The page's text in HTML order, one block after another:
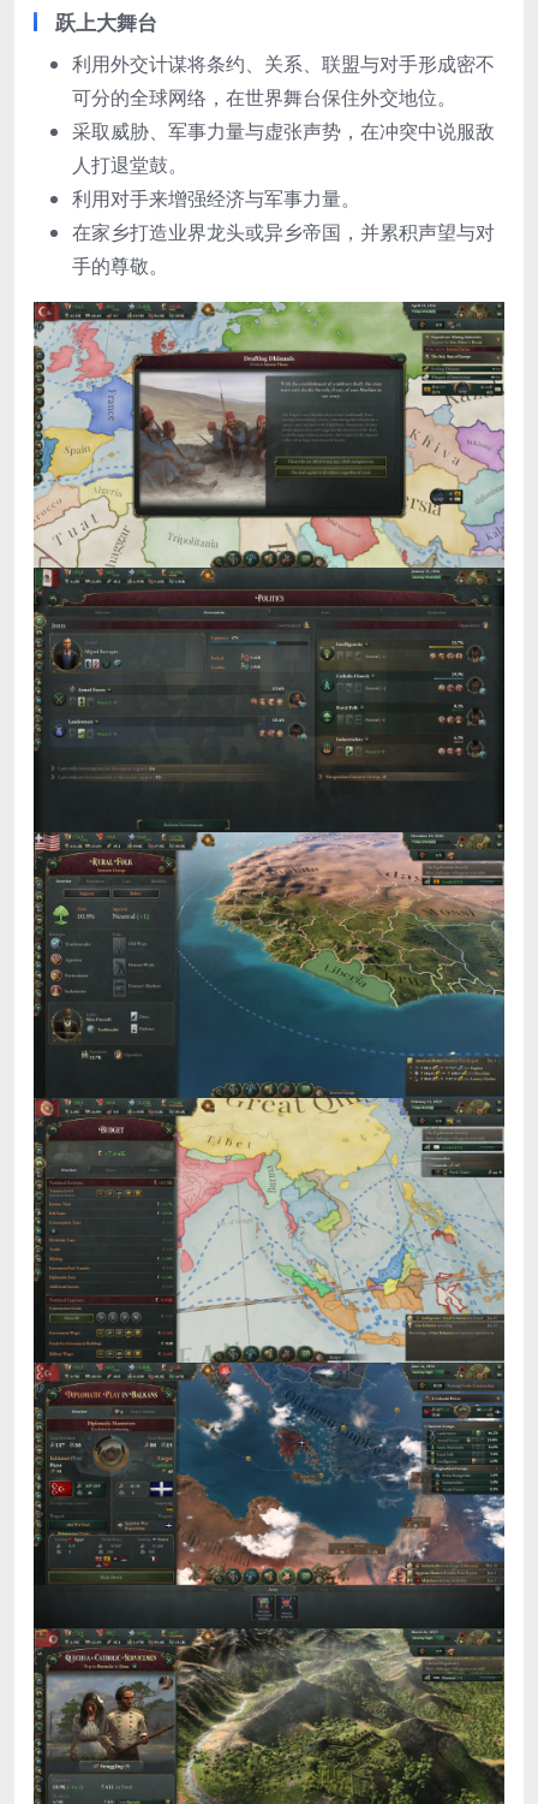
跃上大舞台
利用外交计谋将条约、关系、联盟与对手形成密不
可分的全球网络，在世界舞台保住外交地位。
采取威胁、军事力量与虚张声势，在冲突中说服敌
人打退堂鼓。
利用对手来增强经济与军事力量。
在家乡打造业界龙头或异乡帝国，并累积声望与对
手的尊敬。